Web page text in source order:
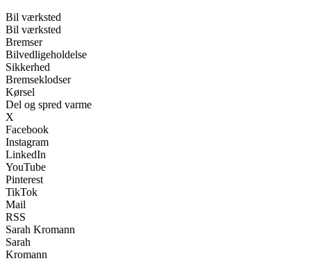
Bil værksted
Bil værksted
Bremser
Bilvedligeholdelse
Sikkerhed
Bremseklodser
Kørsel
Del og spred varme
X
Facebook
Instagram
LinkedIn
YouTube
Pinterest
TikTok
Mail
RSS
Sarah Kromann
Sarah
Kromann